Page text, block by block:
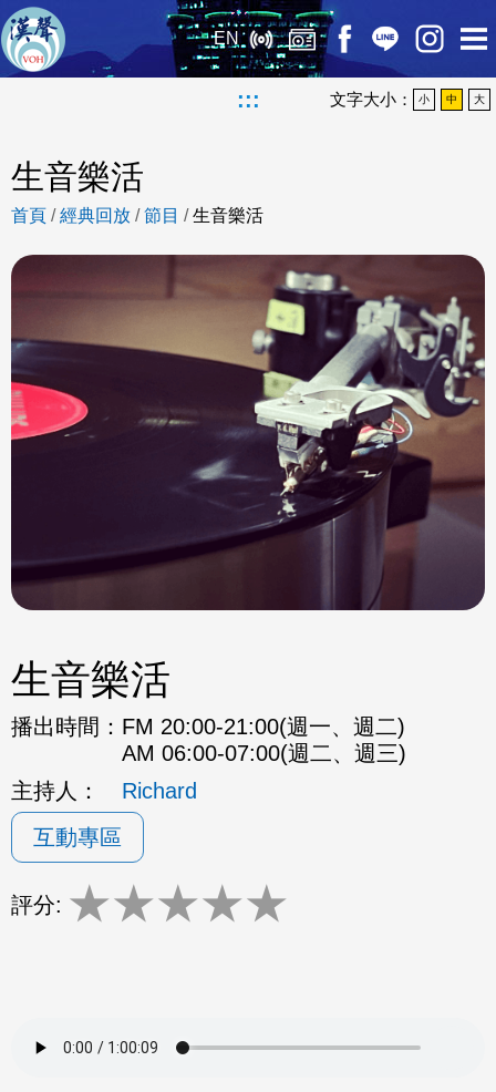
EN
::: 文字大小： 小 中 大
生音樂活
首頁 /經典回放 /節目 /生音樂活
生音樂活
播出時間： FM 20:00-21:00(週一、週二)
AM 06:00-07:00(週二、週三)
主持人：
Richard
互動專區
評分: ★★★★★